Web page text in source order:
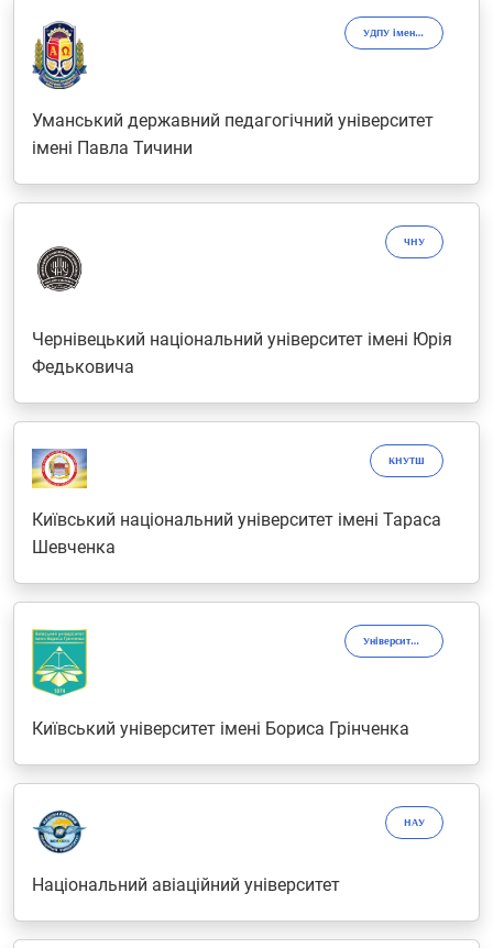
УДПУ імені Павла Тичини
Уманський державний педагогічний університет
імені Павла Тичини
ЧНУ
Чернівецький національний університет імені Юрія
Федьковича
КНУТШ
Київський національний університет імені Тараса
Шевченка
Університет Грінченка
Київський університет імені Бориса Грінченка
НАУ
Національний авіаційний університет